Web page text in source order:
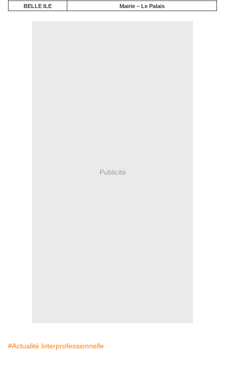
BELLE ILE
Mairie – Le Palais
Publicité
#Actualité Interprofessionnelle